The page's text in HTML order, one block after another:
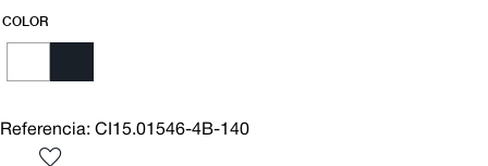
COLOR
Referencia: CI15.01546-4B-140
polo
pantalones